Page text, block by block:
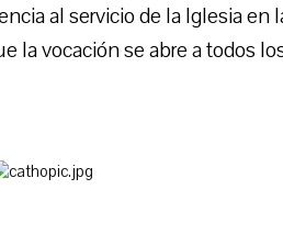
al servicio de la Iglesia en
la vocación se abre a todos